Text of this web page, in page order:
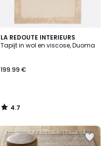
LA REDOUTE INTERIEURS
Tapijt in wol en viscose, Duoma
199.99 €
4.7
/ 5
4.7
/